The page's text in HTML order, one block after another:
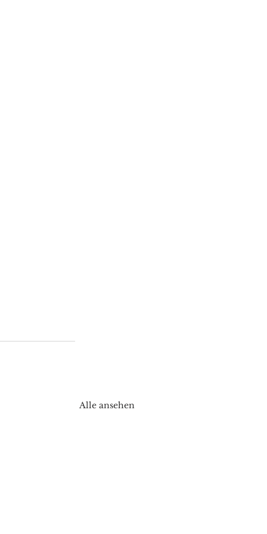
Alle ansehen